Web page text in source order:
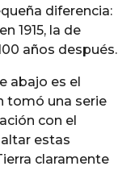
diferencia:
1915, la de
años después.
abajo es el
tomó una serie
con el
estas
claramente